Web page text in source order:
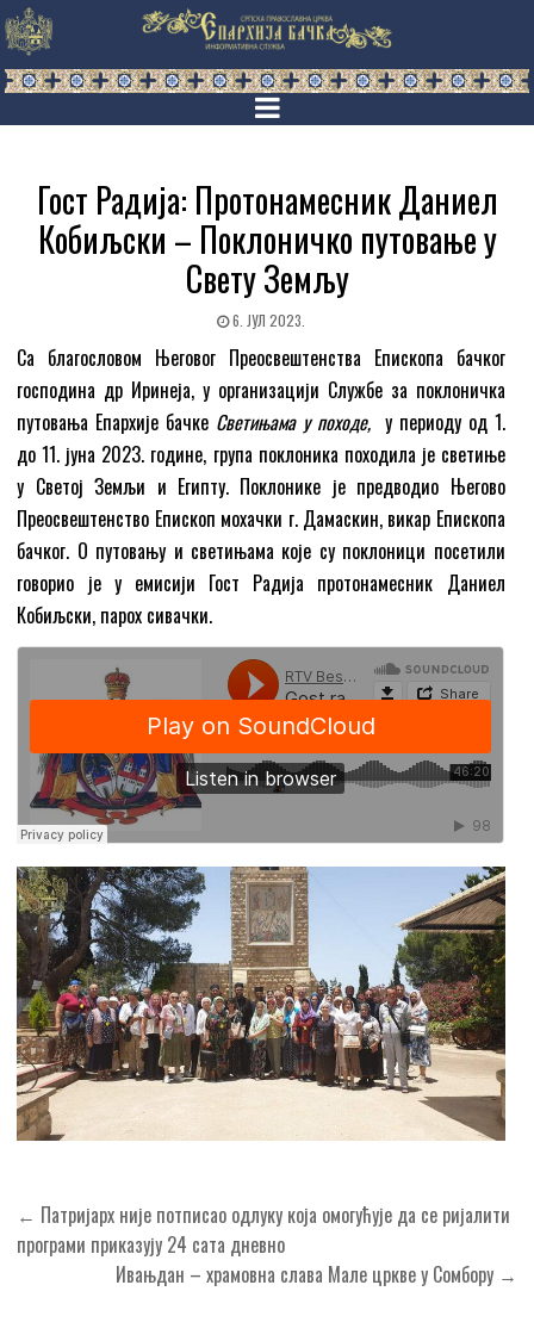
Гост Радија: Протонамесник Даниел
Кобиљски – Поклоничко путовање у
Свету Земљу
6. ЈУЛ 2023.
Са благословом Његовог Преосвештенства Епископа бачког
господина др Иринеја, у организацији Службе за поклоничка
путовања Епархије бачке Светињама у походе, у периоду од 1.
до 11. јуна 2023. године, група поклоника походила је светиње
у Светој Земљи и Египту. Поклонике је предводио Његово
Преосвештенство Епископ мохачки г. Дамаскин, викар Епископа
бачког. О путовању и светињама које су поклоници посетили
говорио је у емисији Гост Радија протонамесник Даниел
Кобиљски, парох сивачки.
Кретање
чланка
← Патријарх није потписао одлуку која омогућује да се ријалити
програми приказују 24 сата дневно
Ивањдан – храмовна слава Мале цркве у Сомбору →